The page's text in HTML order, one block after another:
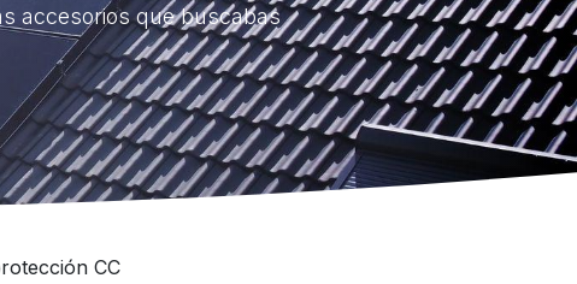
accesorios que buscabas
CC